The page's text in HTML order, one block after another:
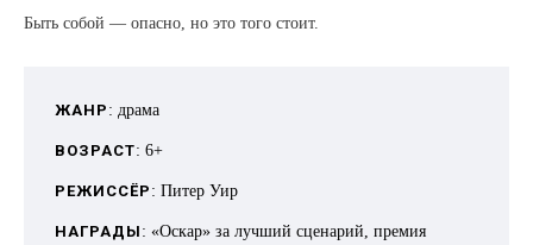
Быть собой — опасно, но это того стоит.
ЖАНР : драма
ВОЗРАСТ: 6+
РЕЖИССЁР : Питер Уир
НАГРАДЫ : «Оскар» за лучший сценарий, премия